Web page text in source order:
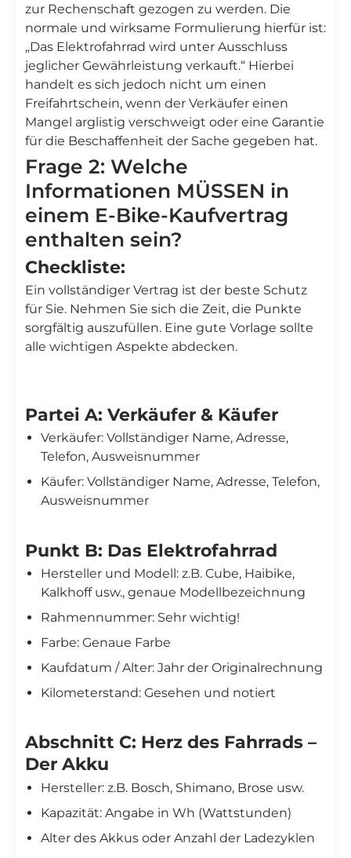
zur Rechenschaft gezogen zu werden. Die
normale und wirksame Formulierung hierfür ist:
„Das Elektrofahrrad wird unter Ausschluss
jeglicher Gewährleistung verkauft.“ Hierbei
handelt es sich jedoch nicht um einen
Freifahrtschein, wenn der Verkäufer einen
Mangel arglistig verschweigt oder eine Garantie
für die Beschaffenheit der Sache gegeben hat.
Frage 2: Welche
Informationen MÜSSEN in
einem E-Bike-Kaufvertrag
enthalten sein?
Checkliste:
Ein vollständiger Vertrag ist der beste Schutz
für Sie. Nehmen Sie sich die Zeit, die Punkte
sorgfältig auszufüllen. Eine gute Vorlage sollte
alle wichtigen Aspekte abdecken.
Partei A: Verkäufer & Käufer
Verkäufer: Vollständiger Name, Adresse,
Telefon, Ausweisnummer
Käufer: Vollständiger Name, Adresse, Telefon,
Ausweisnummer
Punkt B: Das Elektrofahrrad
Hersteller und Modell: z.B. Cube, Haibike,
Kalkhoff usw., genaue Modellbezeichnung
Rahmennummer: Sehr wichtig!
Farbe: Genaue Farbe
Kaufdatum / Alter: Jahr der Originalrechnung
Kilometerstand: Gesehen und notiert
Abschnitt C: Herz des Fahrrads –
Der Akku
Hersteller: z.B. Bosch, Shimano, Brose usw.
Kapazität: Angabe in Wh (Wattstunden)
Alter des Akkus oder Anzahl der Ladezyklen